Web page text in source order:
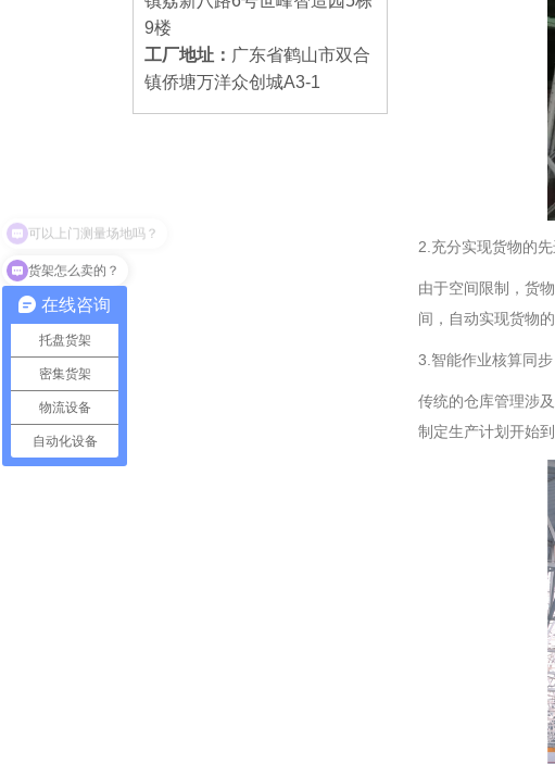
9楼
工厂地址： 广东省鹤山市双合
镇侨塘万洋众创城A3-1
2.充分实现货物的先
由于空间限制，货
间，自动实现货物的
3.智能作业核算同步
传统的仓库管理涉
制定生产计划开始
在线咨询
托盘货架
密集货架
物流设备
自动化设备
货架怎么卖的？